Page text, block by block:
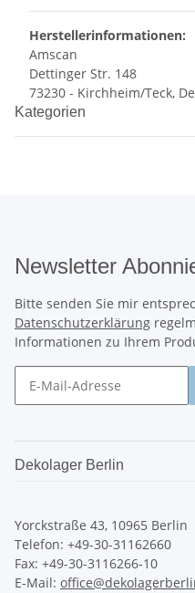
Herstellerinformationen:
Amscan
Dettinger Str. 148
73230 - Kirchheim/Teck,
Kategorien
Newsletter
Bitte senden Sie mir
Datenschutzerklärung
Informationen zu Ihrem
Dekolager Berlin
Yorckstraße 43, 10965 Berlin
Telefon: +49-30-31162660
Fax: +49-30-3116266-10
E-Mail: